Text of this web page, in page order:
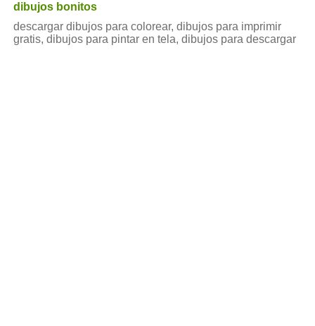
dibujos bonitos
descargar dibujos para colorear, dibujos para imprimir
gratis, dibujos para pintar en tela, dibujos para descargar